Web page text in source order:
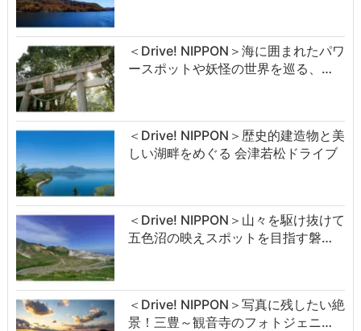
＜Drive! NIPPON＞海に囲まれたパワ
ースポットや妖怪の世界を巡る、…
＜Drive! NIPPON＞歴史的建造物と美
しい湖畔をめぐる 会津若松ドライブ
＜Drive! NIPPON＞山々を駆け抜けて
五色沼の映えスポットを目指す磐…
＜Drive! NIPPON＞写真に残したい絶
景！三豊～観音寺のフォトジェニ…